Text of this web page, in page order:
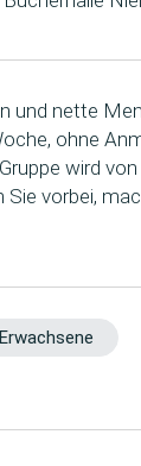
und nette
ohne
wird
vorbei,
Erwachsene